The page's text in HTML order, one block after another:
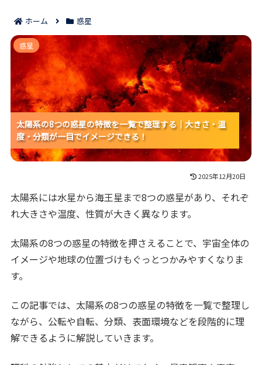
ホーム 惑星
太陽系の8つの惑星の特徴を一覧で整理する｜大きさ・
温度・分類が一目でイメージできる！
太陽系の8つの惑星の特徴を一覧で整理する｜大きさ・温
度・分類が一目でイメージできる！
太陽系の8つの惑星の特徴を一覧で整理する｜大きさ・温
度・分類が一目でイメージできる！
太陽系の8つの惑星の特徴を一覧で整理する｜大きさ・温
度・分類が一目でイメージできる！
惑星
2025年12月20日
太陽系には水星から海王星まで8つの惑星があり、それぞ
れ大きさや温度、性質が大きく異なります。
太陽系の8つの惑星の特徴を押さえることで、宇宙全体の
イメージや地球の位置づけもぐっとつかみやすくなりま
す。
この記事では、太陽系の8つの惑星の特徴を一覧で整理し
ながら、公転や自転、分類、表面環境などを段階的に理
解できるように解説していきます。